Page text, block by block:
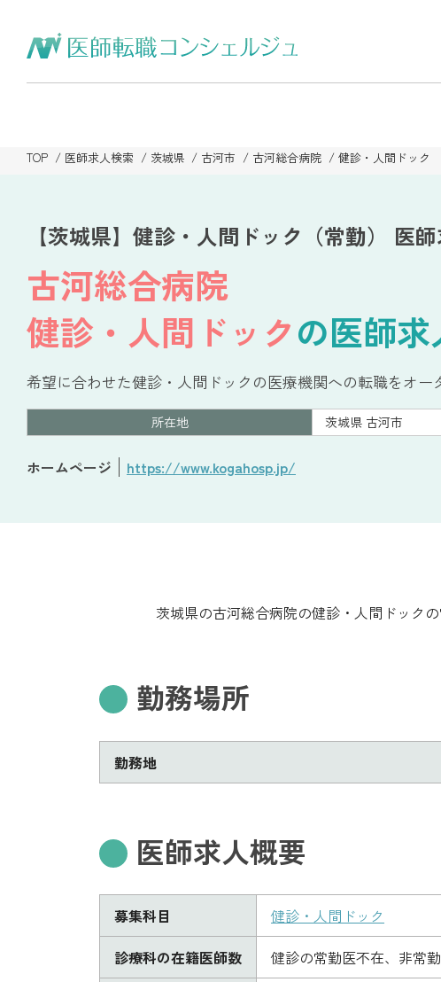
TOP 医師求人検索 茨城県 古河市 古河総合病院 健診・人間ドック
【茨城県】健診・人間ドック（常勤） 医
古河総合病院
健診・人間ドックの医師
希望に合わせた健診・人間ドックの医療機関への転職をオー
所在地 茨城県 古河市
ホームページ https://www.kogahosp.jp/
茨城県の古河総合病院の健診・人間ドック
勤務場所
勤務地
医師求人概要
募集科目
健診・人間ドック
診療科の在籍医師数
健診の常勤医不在、非常